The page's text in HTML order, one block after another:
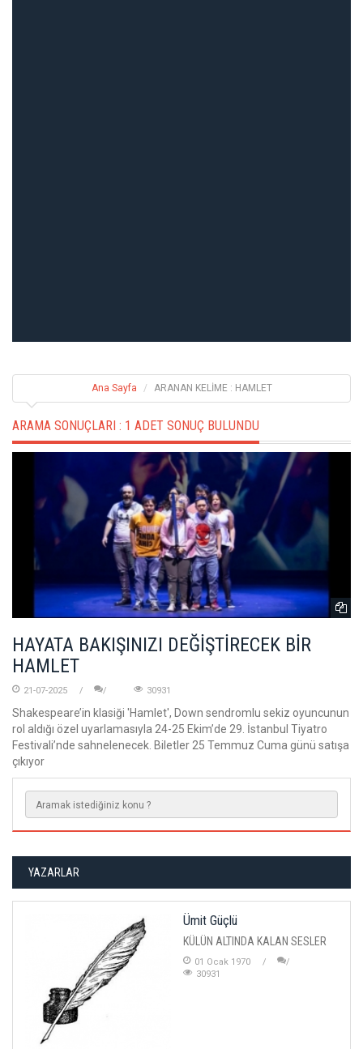
Ana Sayfa ARANAN KELİME : HAMLET
ARAMA SONUÇLARI : 1 ADET SONUÇ BULUNDU
HAYATA BAKIŞINIZI DEĞİŞTİRECEK BİR
HAMLET
21-07-2025 30931
Shakespeare’in klasiği 'Hamlet', Down sendromlu sekiz oyuncunun
rol aldığı özel uyarlamasıyla 24-25 Ekim’de 29. İstanbul Tiyatro
Festivali’nde sahnelenecek. Biletler 25 Temmuz Cuma günü satışa
çıkıyor
YAZARLAR
Ümit Güçlü
KÜLÜN ALTINDA KALAN SESLER
01 Ocak 1970
30931